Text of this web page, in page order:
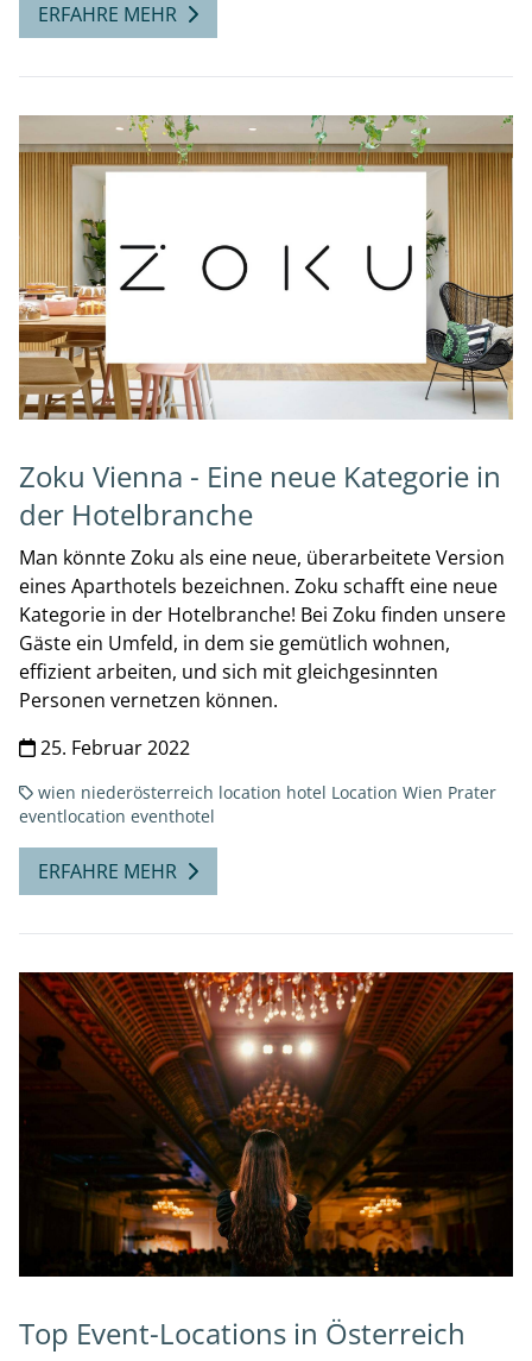
ERFAHRE MEHR
Zoku Vienna - Eine neue Kategorie in
der Hotelbranche
Man könnte Zoku als eine neue, überarbeitete Version
eines Aparthotels bezeichnen. Zoku schafft eine neue
Kategorie in der Hotelbranche! Bei Zoku finden unsere
Gäste ein Umfeld, in dem sie gemütlich wohnen,
effizient arbeiten, und sich mit gleichgesinnten
Personen vernetzen können.
25. Februar 2022
wien niederösterreich location hotel Location Wien Prater
eventlocation eventhotel
ERFAHRE MEHR
Top Event-Locations in Österreich